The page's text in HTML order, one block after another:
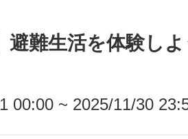
避難生活を体験し
00:00 ~ 2025/11/30
域に導入を